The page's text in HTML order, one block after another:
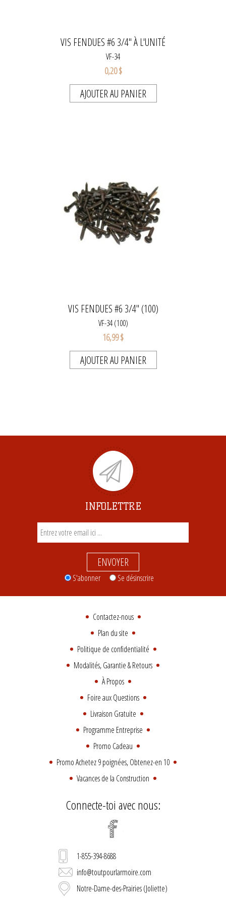
VIS FENDUES #6 3/4" À L'UNITÉ
VF-34
0,20 $
AJOUTER AU PANIER
VIS FENDUES #6 3/4" (100)
VF-34 (100)
16,99 $
AJOUTER AU PANIER
INFOLETTRE
ENVOYER
S'abonner Se désinscrire
Contactez-nous
Plan du site
Politique de confidentialité
Modalités, Garantie & Retours
À Propos
Foire aux Questions
Livraison Gratuite
Programme Entreprise
Promo Cadeau
Promo Achetez 9 poignées, Obtenez-en 10
Vacances de la Construction
Connecte-toi avec nous:
1-855-394-8688
info@toutpourlarmoire.com
Notre-Dame-des-Prairies (Joliette)